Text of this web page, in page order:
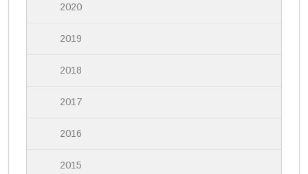
2020
2019
2018
2017
2016
2015